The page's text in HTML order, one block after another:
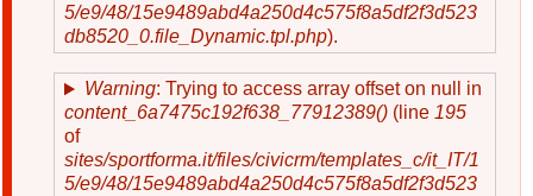
5/e9/48/15e9489abd4a250d4c575f8a5df2f3d523
db8520_0.file_Dynamic.tpl.php).
Warning: Trying to access array offset on null in
content_6a7475c192f638_77912389() (line 195
of
sites/sportforma.it/files/civicrm/templates_c/it_IT/1
5/e9/48/15e9489abd4a250d4c575f8a5df2f3d523